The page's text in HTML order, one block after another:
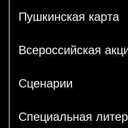
Пушкинская карта
Всероссийская
Сценарии
Специальная